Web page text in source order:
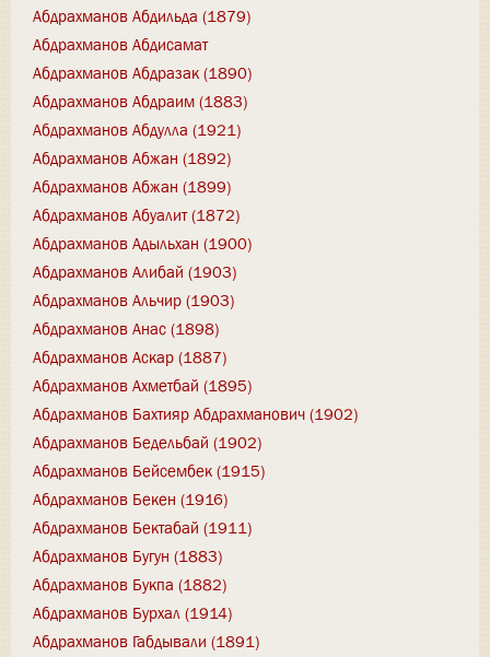
Абдрахманов Абдильда (1879)
Абдрахманов Абдисамат
Абдрахманов Абдразак (1890)
Абдрахманов Абдраим (1883)
Абдрахманов Абдулла (1921)
Абдрахманов Абжан (1892)
Абдрахманов Абжан (1899)
Абдрахманов Абуалит (1872)
Абдрахманов Адыльхан (1900)
Абдрахманов Алибай (1903)
Абдрахманов Альчир (1903)
Абдрахманов Анас (1898)
Абдрахманов Аскар (1887)
Абдрахманов Ахметбай (1895)
Абдрахманов Бахтияр Абдрахманович (1902)
Абдрахманов Бедельбай (1902)
Абдрахманов Бейсембек (1915)
Абдрахманов Бекен (1916)
Абдрахманов Бектабай (1911)
Абдрахманов Бугун (1883)
Абдрахманов Букпа (1882)
Абдрахманов Бурхал (1914)
Абдрахманов Габдывали (1891)